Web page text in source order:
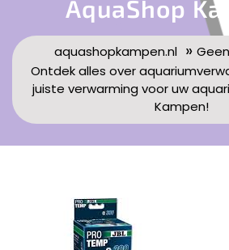
AquaShop
aquashopkampen.nl »
Ontdek alles over
juiste verwarming voor uw
Kampen!